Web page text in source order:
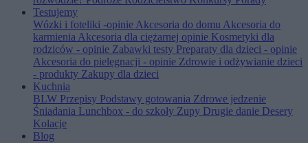
Testujemy
Wózki i foteliki -opinieAkcesoria do domu Akcesoria do
karmieniaAkcesoria dla ciężarnej opinie Kosmetyki dla
rodziców - opinie Zabawki testy Preparaty dla dzieci - opinie
Akcesoria do pielęgnacji - opinie Zdrowie i odżywianie dzieci
- produkty Zakupy dla dzieci
Kuchnia
BLW Przepisy Podstawy gotowania Zdrowe jedzenie
Śniadania Lunchbox - do szkoły Zupy Drugie danie Desery
Kolacje
Blog